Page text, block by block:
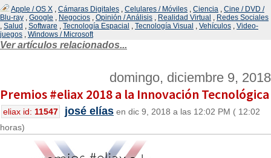
Apple / OS X , Cámaras Digitales , Celulares / Móviles , Ciencia , Cine / DVD /
Blu-ray , Google , Negocios , Opinión / Análisis , Realidad Virtual , Redes Sociales
, Salud , Software , Tecnología Espacial , Tecnología Visual , Vehículos , Video-
juegos , Windows / Microsoft
Ver artículos relacionados...
domingo, diciembre 9, 2018
Premios #eliax 2018 a la Innovación Tecnológica
eliax id: 11547 josé elías en dic 9, 2018 a las 12:02 PM ( 12:02
horas)